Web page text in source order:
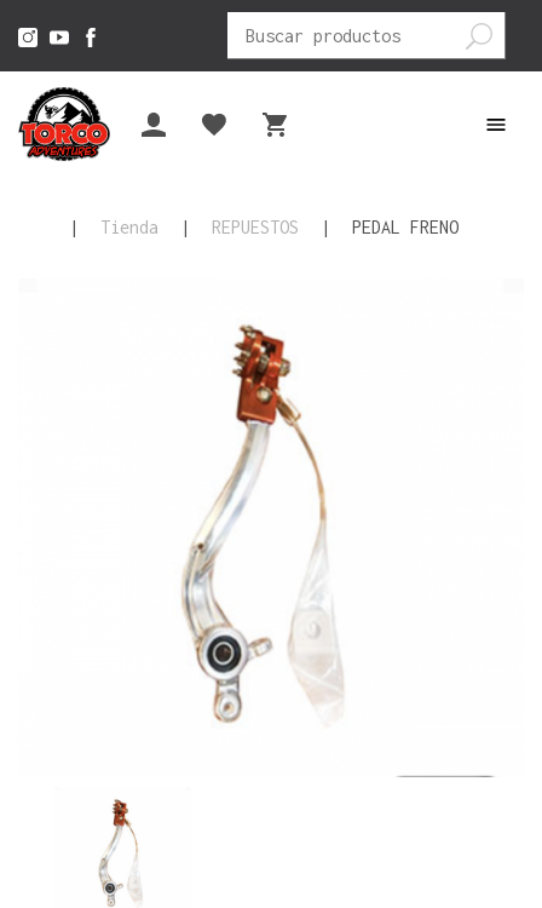
Buscar
por:
| Tienda | REPUESTOS | PEDAL FRENO